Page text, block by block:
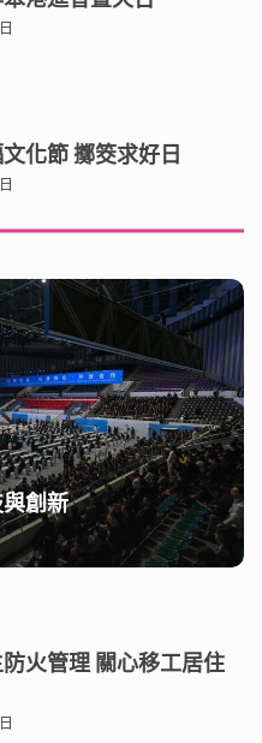
化節 擲筊求好日
創新
火管理 關心移工居住